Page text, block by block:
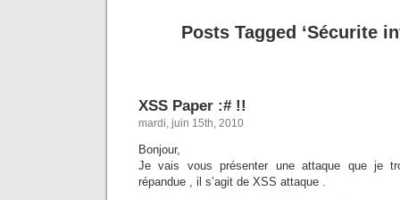
Posts Tagged ‘Sécurite
XSS Paper :# !!
mardi, juin 15th, 2010
Bonjour,
Je vais vous présenter une attaque que je
répandue , il s’agit de XSS attaque .